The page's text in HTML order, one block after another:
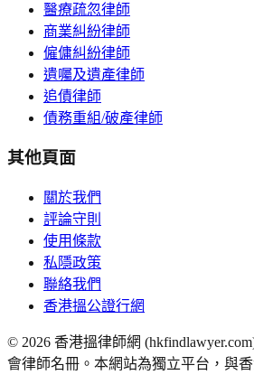
醫療疏忽律師
商業糾紛律師
僱傭糾紛律師
遺囑及遺產律師
追債律師
債務重組/破產律師
其他頁面
關於我們
評論守則
使用條款
私隱政策
聯絡我們
香港搵公證行網
© 2026 香港搵律師網
會律師名冊。本網站為獨立平台，與